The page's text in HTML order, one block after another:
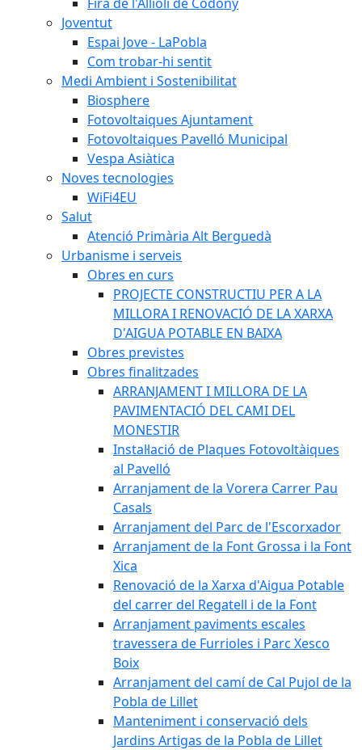
Joventut
Espai Jove - LaPobla
Com trobar-hi sentit
Medi Ambient i Sostenibilitat
Biosphere
Fotovoltaiques Ajuntament
Fotovoltaiques Pavelló Municipal
Vespa Asiàtica
Noves tecnologies
WiFi4EU
Salut
Atenció Primària Alt Berguedà
Urbanisme i serveis
Obres en curs
PROJECTE CONSTRUCTIU PER A LA
MILLORA I RENOVACIÓ DE LA XARXA
D'AIGUA POTABLE EN BAIXA
Obres previstes
Obres finalitzades
ARRANJAMENT I MILLORA DE LA
PAVIMENTACIÓ DEL CAMI DEL
MONESTIR
Instal·lació de Plaques Fotovoltàiques
al Pavelló
Arranjament de la Vorera Carrer Pau
Casals
Arranjament del Parc de l'Escorxador
Arranjament de la Font Grossa i la Font
Xica
Renovació de la Xarxa d'Aigua Potable
del carrer del Regatell i de la Font
Arranjament paviments escales
travessera de Furrioles i Parc Xesco
Boix
Arranjament del camí de Cal Pujol de la
Pobla de Lillet
Manteniment i conservació dels
Jardins Artigas de la Pobla de Lillet